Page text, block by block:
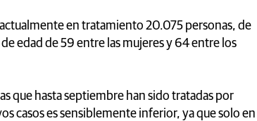
en tratamiento 20.075 personas, de
edad de 59 entre las mujeres y 64 entre los
que hasta septiembre han sido tratadas por
casos es sensiblemente inferior, ya que solo en